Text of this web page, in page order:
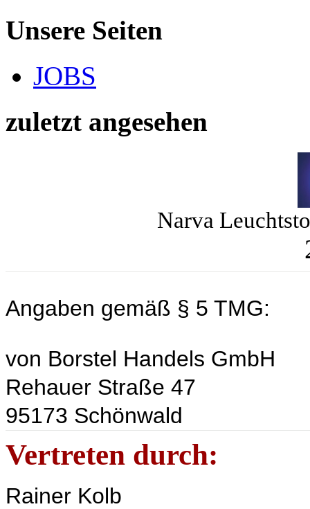
Unsere Seiten
JOBS
zuletzt angesehen
Narva
Angaben gemäß § 5 TMG:
von Borstel Handels GmbH
Rehauer Straße 47
95173 Schönwald
Vertreten durch:
Rainer Kolb